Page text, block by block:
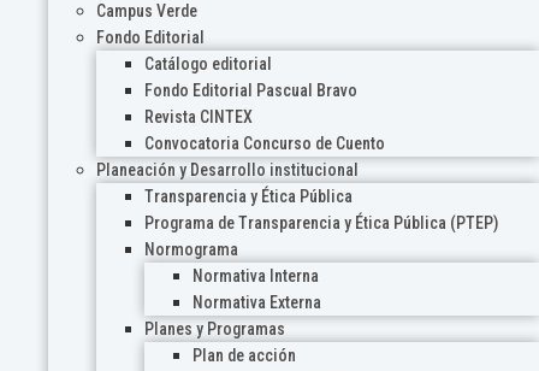
Campus Verde
Fondo Editorial
Catálogo editorial
Fondo Editorial Pascual Bravo
Revista CINTEX
Convocatoria Concurso de Cuento
Planeación y Desarrollo institucional
Transparencia y Ética Pública
Programa de Transparencia y Ética Pública (PTEP)
Normograma
Normativa Interna
Normativa Externa
Planes y Programas
Plan de acción